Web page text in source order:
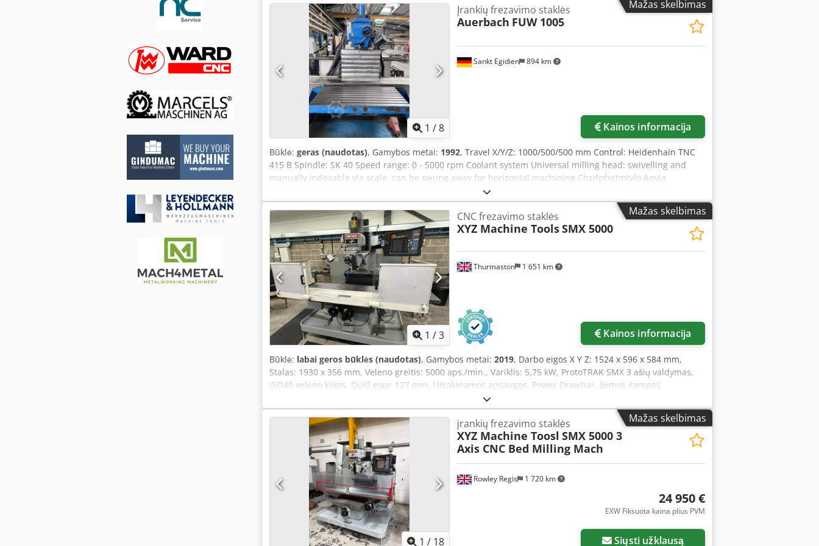
greitis be laipsnių iki 2 500 aps./min, plokščiųjų dantų pavara, frezavimo galva pasukama +/- 90°, pinolė
rankiniu būdu 115 mm, varikliu valdoma pinolė 100 mm, elektrinis rankinis ratukas, pajungimo galia 35
kW. Chsdpfx Aqjyx Un Tevoa Frezavimo veleno guolis atnaujintas 2025 m.
Mažas skelbimas
1 /8
Sankt Egidien 894 km
Įrankių frezavimo staklės
Auerbach FUW 1005
Kainos informacija
Būklė: geras (naudotas), Gamybos metai: 1992, Travel X/Y/Z: 1000/500/500 mm Control: Heidenhain TNC
415 B Spindle: SK 40 Speed range: 0 - 5000 rpm Coolant system Universal milling head: swivelling and
manually indexable via scale, can be swung away for horizontal machining Chsdpfxstmtvlo Aqvja
Mažas skelbimas
1 /3
Thurmaston 1 651 km
CNC frezavimo staklės
XYZ Machine ToolsSMX 5000
Kainos informacija
Būklė: labai geros būklės (naudotas), Gamybos metai: 2019, Darbo eigos X Y Z: 1524 x 596 x 584 mm,
Stalas: 1930 x 356 mm, Veleno greitis: 5000 aps./min., Variklis: 5,75 kW, ProtoTRAK SMX 3 ašių valdymas,
ISO40 veleno kūgis, Quill eiga: 127 mm, Užrakinamos apsaugos, Power Drawbar, žemos įtampos
Mažas skelbimas
1 / 18
Rowley Regis 1 720 km
įrankių frezavimo staklės
XYZ Machine Toosl SMX 5000 3
Axis CNC Bed Milling Mach
24 950 €
EXW Fiksuota kaina plius PVM
Siųsti užklausą